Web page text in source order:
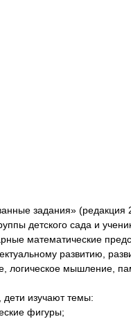
задания» (редакция
детского сада и
математические
развитию,
логическое мышление,
изучают темы:
фигуры;